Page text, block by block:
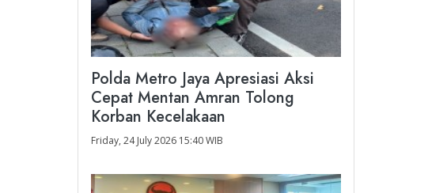
Polda Metro Jaya Apresiasi Aksi
Cepat Mentan Amran Tolong
Korban Kecelakaan
Friday, 24 July 2026 15:40 WIB